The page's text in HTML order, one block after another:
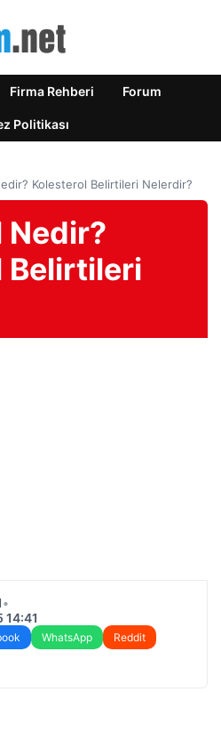
Firma Rehberi Forum
Politikası
Kolesterol Belirtileri Nelerdir?
Nedir?
Belirtileri
•
14:41
WhatsApp
Reddit